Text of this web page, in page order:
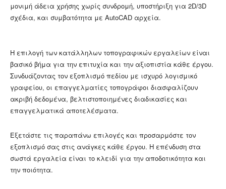
μονιμή άδεια χρήσης χωρίς συνδρομή, υποστήριξη για 2D/3D
σχέδια, και συμβατότητα με AutoCAD αρχεία.
Η επιλογή των κατάλληλων τοπογραφικών εργαλείων είναι
βασικό βήμα για την επιτυχία και την αξιοπιστία κάθε έργου.
Συνδυάζοντας τον εξοπλισμό πεδίου με ισχυρό λογισμικό
γραφείου, οι επαγγελματίες τοπογράφοι διασφαλίζουν
ακριβή δεδομένα, βελτιστοποιημένες διαδικασίες και
επαγγελματικά αποτελέσματα.
Εξετάστε τις παραπάνω επιλογές και προσαρμόστε τον
εξοπλισμό σας στις ανάγκες κάθε έργου. Η επένδυση στα
σωστά εργαλεία είναι το κλειδί για την αποδοτικότητα και
την ποιότητα.